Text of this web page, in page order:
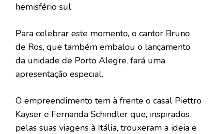
hemisfério sul.
Para celebrar este momento, o cantor Bruno
de Ros, que também embalou o lançamento
da unidade de Porto Alegre, fará uma
apresentação especial.
O empreendimento tem à frente o casal Piettro
Kayser e Fernanda Schindler que, inspirados
pelas suas viagens à Itália, trouxeram a ideia e